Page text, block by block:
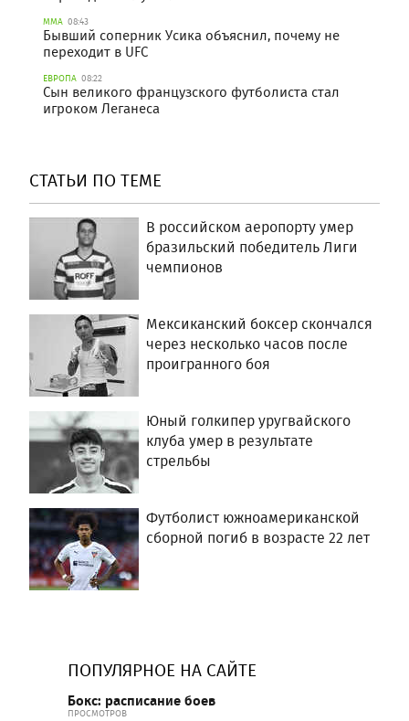
ММА 08:43
Бывший соперник Усика объяснил, почему не
переходит в UFC
ЕВРОПА 08:22
Сын великого французского футболиста стал
игроком Леганеса
СТАТЬИ ПО ТЕМЕ
В российском аеропорту умер
бразильский победитель Лиги
чемпионов
Мексиканский боксер скончался
через несколько часов после
проигранного боя
Юный голкипер уругвайского
клуба умер в результате
стрельбы
Футболист южноамериканской
сборной погиб в возрасте 22 лет
ПОПУЛЯРНОЕ НА САЙТЕ
Бокс: расписание боев
ПРОСМОТРОВ